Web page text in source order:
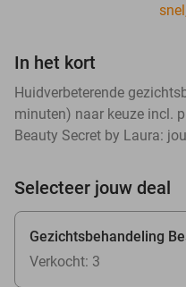
In het kort
Huidverbeterende
minuten) naar keuze incl.
Beauty Secret by Laura:
Selecteer jouw deal
Gezichtsbehandeling
Verkocht: 3